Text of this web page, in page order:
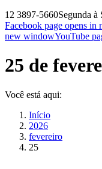
12 3897-5660Segunda à
Facebook page opens
new windowYouTube
25 de
Você está aqui:
Início
2026
fevereiro
25